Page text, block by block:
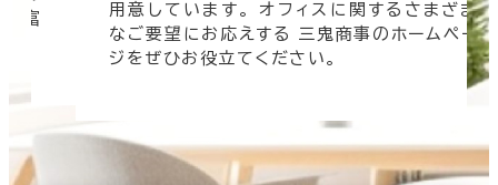
豊富
用意しています。 オフィスに関するさまざま
なご要望にお応えする 三鬼商事のホームペー
ジをぜひお役立てください。